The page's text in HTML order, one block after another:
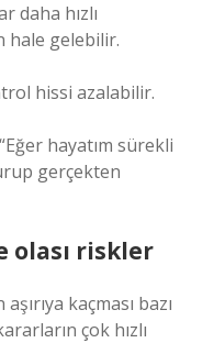
daha hızlı
hale gelebilir.
hissi azalabilir.
hayatım sürekli
gerçekten
olası riskler
kaçması bazı
çok hızlı